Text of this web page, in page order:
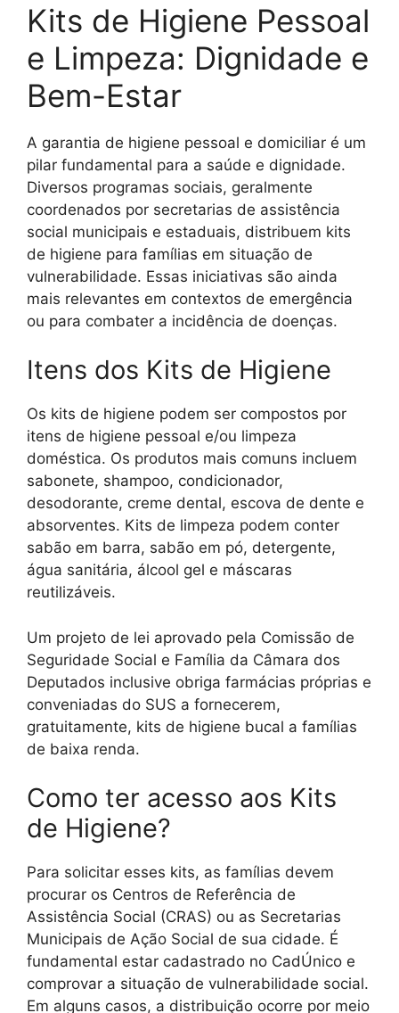
Kits de Higiene Pessoal
e Limpeza: Dignidade e
Bem-Estar
A garantia de higiene pessoal e domiciliar é um
pilar fundamental para a saúde e dignidade.
Diversos programas sociais, geralmente
coordenados por secretarias de assistência
social municipais e estaduais, distribuem kits
de higiene para famílias em situação de
vulnerabilidade. Essas iniciativas são ainda
mais relevantes em contextos de emergência
ou para combater a incidência de doenças.
Itens dos Kits de Higiene
Os kits de higiene podem ser compostos por
itens de higiene pessoal e/ou limpeza
doméstica. Os produtos mais comuns incluem
sabonete, shampoo, condicionador,
desodorante, creme dental, escova de dente e
absorventes. Kits de limpeza podem conter
sabão em barra, sabão em pó, detergente,
água sanitária, álcool gel e máscaras
reutilizáveis.
Um projeto de lei aprovado pela Comissão de
Seguridade Social e Família da Câmara dos
Deputados inclusive obriga farmácias próprias e
conveniadas do SUS a fornecerem,
gratuitamente, kits de higiene bucal a famílias
de baixa renda.
Como ter acesso aos Kits
de Higiene?
Para solicitar esses kits, as famílias devem
procurar os Centros de Referência de
Assistência Social (CRAS) ou as Secretarias
Municipais de Ação Social de sua cidade. É
fundamental estar cadastrado no CadÚnico e
comprovar a situação de vulnerabilidade social.
Em alguns casos, a distribuição ocorre por meio